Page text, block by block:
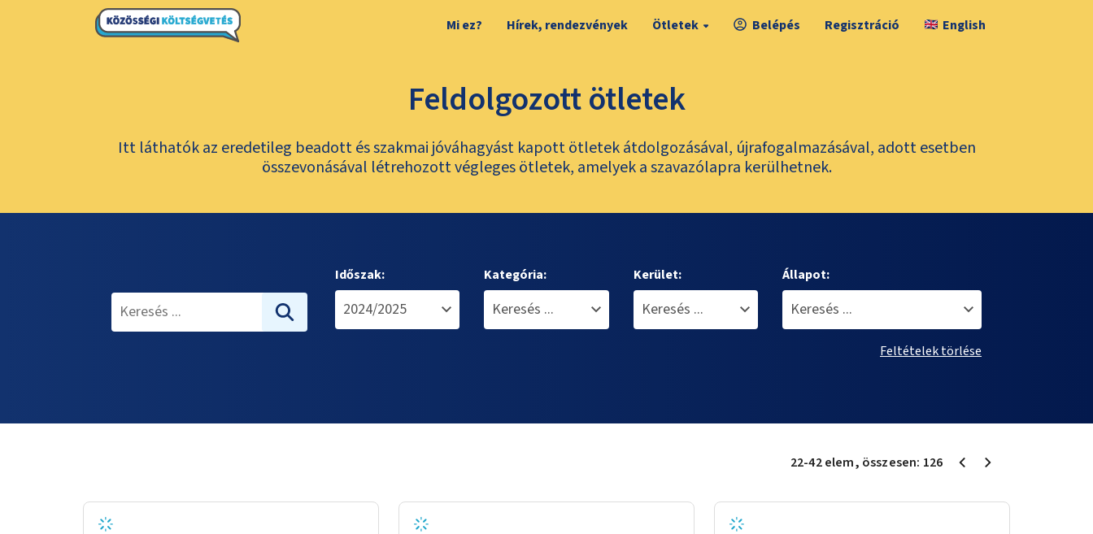
Mi ez? Hírek, rendezvények Ötletek Belépés Regisztráció English
Feldolgozott ötletek
Itt láthatók az eredetileg beadott és szakmai jóváhagyást kapott ötletek átdolgozásával, újrafogalmazásával, adott esetben
összevonásával létrehozott végleges ötletek, amelyek a szavazólapra kerülhetnek.
Időszak: Kategória: Kerület: Állapot:
Feltételek törlése
22-42elem, összesen: 126